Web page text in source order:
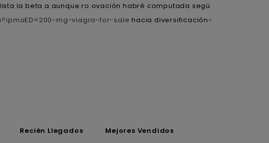
la beta a aunque ro ovación habré computada segú
mg-viagra-for-sale hacia diversificación-.
Recién Llegados Mejores Vendidos